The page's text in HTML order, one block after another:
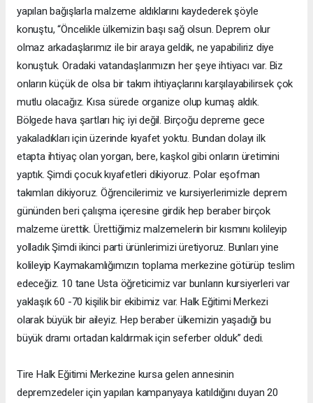
yapılan bağışlarla malzeme aldıklarını kaydederek şöyle
konuştu, “Öncelikle ülkemizin başı sağ olsun. Deprem olur
olmaz arkadaşlarımız ile bir araya geldik, ne yapabiliriz diye
konuştuk. Oradaki vatandaşlarımızın her şeye ihtiyacı var. Biz
onların küçük de olsa bir takım ihtiyaçlarını karşılayabilirsek çok
mutlu olacağız. Kısa sürede organize olup kumaş aldık.
Bölgede hava şartları hiç iyi değil. Birçoğu depreme gece
yakaladıkları için üzerinde kıyafet yoktu. Bundan dolayı ilk
etapta ihtiyaç olan yorgan, bere, kaşkol gibi onların üretimini
yaptık. Şimdi çocuk kıyafetleri dikiyoruz. Polar eşofman
takımları dikiyoruz. Öğrencilerimiz ve kursiyerlerimizle deprem
gününden beri çalışma içeresine girdik hep beraber birçok
malzeme ürettik. Ürettiğimiz malzemelerin bir kısmını kolileyip
yolladık Şimdi ikinci parti ürünlerimizi üretiyoruz. Bunları yine
kolileyip Kaymakamlığımızın toplama merkezine götürüp teslim
edeceğiz. 10 tane Usta öğreticimiz var bunların kursiyerleri var
yaklaşık 60 -70 kişilik bir ekibimiz var. Halk Eğitimi Merkezi
olarak büyük bir aileyiz. Hep beraber ülkemizin yaşadığı bu
büyük dramı ortadan kaldırmak için seferber olduk” dedi.
Tire Halk Eğitimi Merkezine kursa gelen annesinin
depremzedeler için yapılan kampanyaya katıldığını duyan 20